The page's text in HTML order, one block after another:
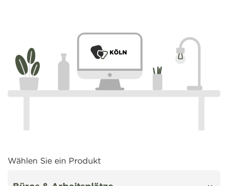
Wählen Sie ein Produkt